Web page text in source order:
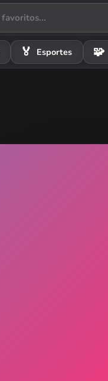
🏅 Esportes 🧩